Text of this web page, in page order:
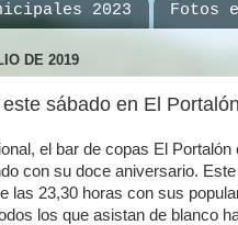
2023
Fotos
DE 2019
sábado en El
el bar de copas El Portalón
con su doce aniversario.
las 23,30 horas con sus
los que asistan de blanco